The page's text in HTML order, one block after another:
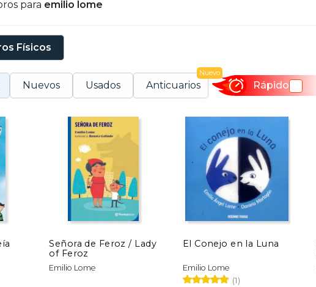
abordar temas que rescatan la identidad mexicana y
para emilio lome
Físicos
Nuevos Usados Anticuarios
Nuevo
Rápido
Señora de Feroz / Lady
of Feroz
Emilio Lome
El Conejo en la Luna
Emilio Lome
(1)